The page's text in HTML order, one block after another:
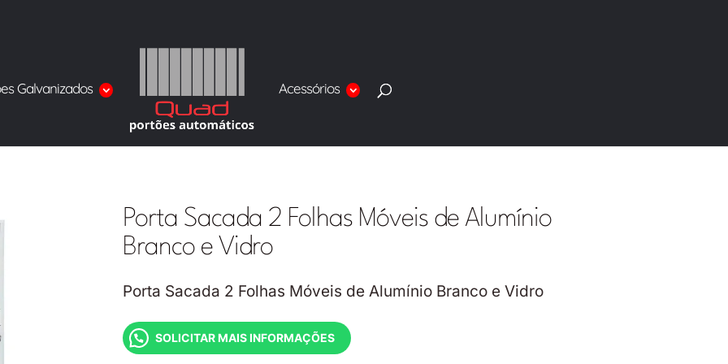
Galvanizados Acessórios
Porta Sacada 2 Folhas Móveis de Alumínio
Branco e Vidro
Porta Sacada 2 Folhas Móveis de Alumínio Branco e Vidro
SOLICITAR MAIS INFORMAÇÕES